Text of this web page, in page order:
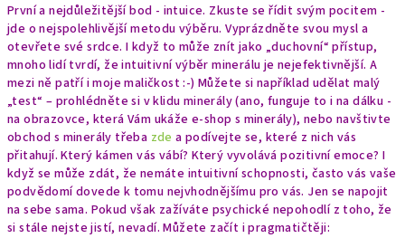
První a nejdůležitější bod - intuice. Zkuste se řídit svým pocitem -
jde o nejspolehlivější metodu výběru. Vyprázdněte svou mysl a
otevřete své srdce. I když to může znít jako „duchovní“ přístup,
mnoho lidí tvrdí, že intuitivní výběr minerálu je nejefektivnější. A
mezi ně patří i moje maličkost :-) Můžete si například udělat malý
„test“ – prohlédněte si v klidu minerály (ano, funguje to i na dálku -
na obrazovce, která Vám ukáže e-shop s minerály), nebo navštivte
obchod s minerály třeba zde a podívejte se, které z nich vás
přitahují. Který kámen vás vábí? Který vyvolává pozitivní emoce? I
když se může zdát, že nemáte intuitivní schopnosti, často vás vaše
podvědomí dovede k tomu nejvhodnějšímu pro vás. Jen se napojit
na sebe sama. Pokud však zažíváte psychické nepohodlí z toho, že
si stále nejste jistí, nevadí. Můžete začít i pragmatičtěji: